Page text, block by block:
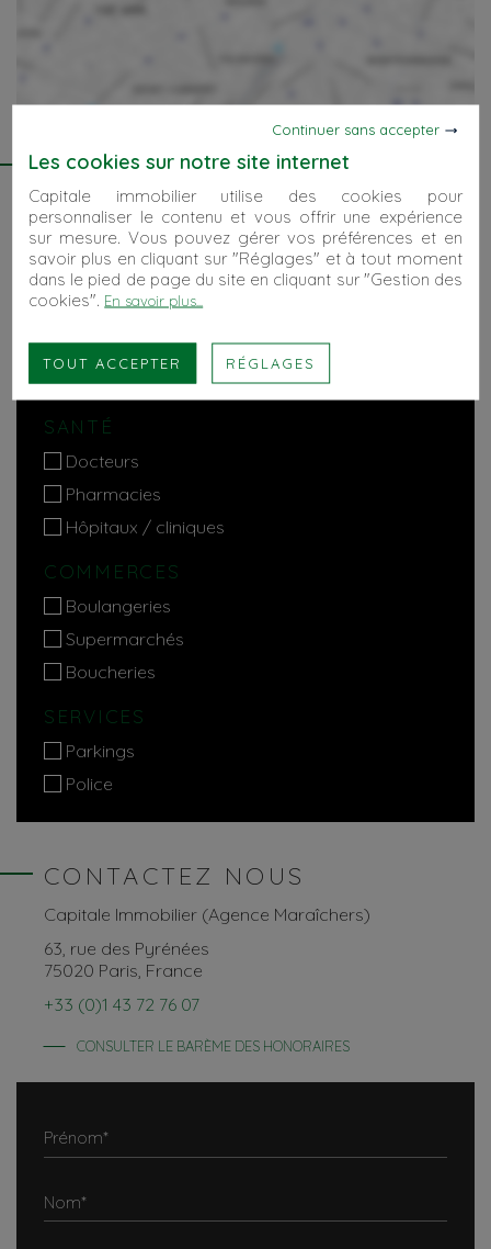
GÉOLOCALISATION
EDUCATION
Crèches
Ecoles maternelles
Ecoles primaires
Collèges / lycées
Universités
SANTÉ
Docteurs
Pharmacies
Hôpitaux / cliniques
COMMERCES
Boulangeries
Supermarchés
Boucheries
SERVICES
Parkings
Police
Prénom*
Nom*
CONTACTEZ NOUS
Capitale Immobilier (Agence Maraîchers)
63, rue des Pyrénées
75020 Paris, France
+33 (0)1 43 72 76 07
CONSULTER LE BARÈME DES HONORAIRES
Continuer sans accepter
Les cookies sur notre site internet
Capitale immobilier utilise des cookies pour
personnaliser le contenu et vous offrir une expérience
sur mesure. Vous pouvez gérer vos préférences et en
savoir plus en cliquant sur "Réglages" et à tout moment
dans le pied de page du site en cliquant sur "Gestion des
cookies". En savoir plus...
TOUT ACCEPTER RÉGLAGES